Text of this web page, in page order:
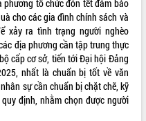
phương tổ chức đón tết đảm bảo
cho các gia đình chính sách và
xảy ra tình trạng người nghèo
địa phương cần tập trung thực
cấp cơ sở, tiến tới Đại hội Đảng
nhất là chuẩn bị tốt về văn
sự cần chuẩn bị chặt chẽ, kỹ
định, nhằm chọn được người